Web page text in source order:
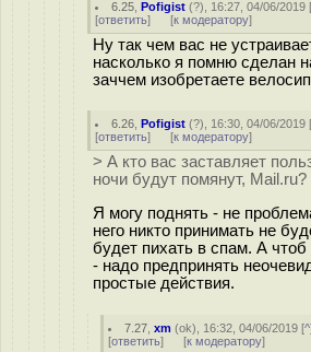
6.25 ,Pofigist (?), 16:27, 04/06/2019
[ответить] [к модератору]
Ну так чем вас не
насколько я помню сделан
заччем изобретаете
6.26 ,Pofigist (?), 16:30, 04/06/2019
[ответить] [к модератору]
> А кто вас заставляет
ночи будут помянут, Mail.ru?
Я могу поднять - не
него никто принимать не
будет пихать в спам. А чтоб
- надо предпринять
простые действия.
7.27 ,xm (ok), 16:32, 04/06/2019 [^
[ответить] [к модератору]